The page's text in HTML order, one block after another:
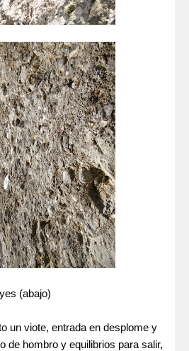
(abajo)
un viote, entrada en desplome y
de hombro y equilibrios para salir,